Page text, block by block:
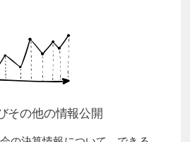
その他の情報公開